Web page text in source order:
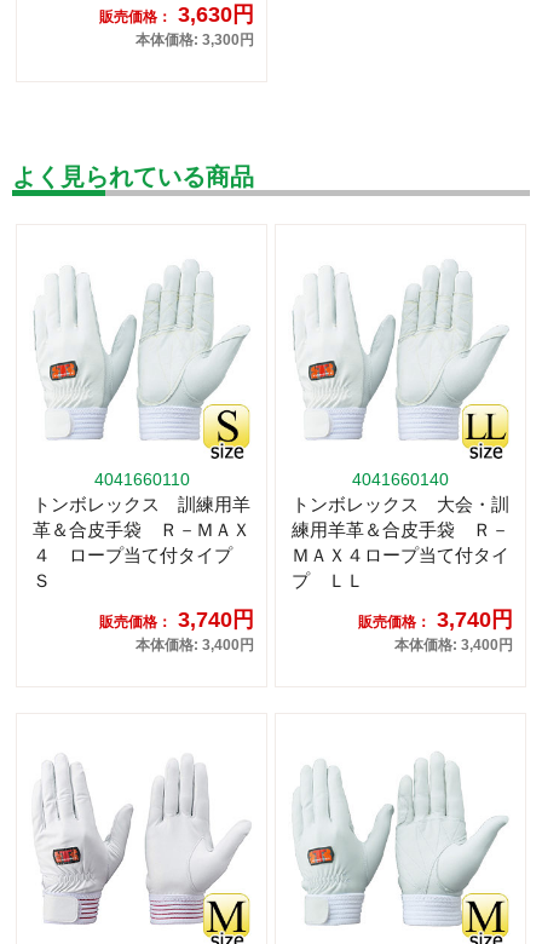
販売価格： 3,630円
本体価格: 3,300円
よく見られている商品
4041660110
トンボレックス 訓練用羊
革＆合皮手袋 Ｒ－ＭＡＸ
４ ロープ当て付タイプ
Ｓ
販売価格： 3,740円
本体価格: 3,400円
4041660140
トンボレックス 大会・訓
練用羊革＆合皮手袋 Ｒ－
ＭＡＸ４ロープ当て付タイ
プ ＬＬ
販売価格： 3,740円
本体価格: 3,400円